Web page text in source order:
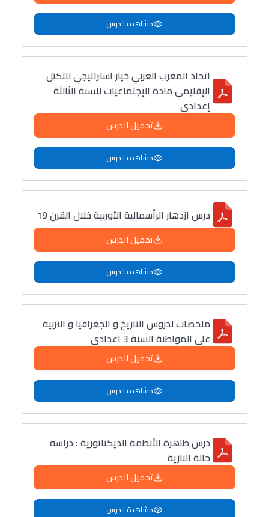
مشاهدة الدرس
اتحاد المغرب العربي خيار استراتيجي للتكتل
الإقليمي مادة الإجتماعيات للسنة الثالثة
إعدادي
تحميل الدرس
مشاهدة الدرس
درس ازدهار الرأسمالية الأوربية خلال القرن 19
تحميل الدرس
مشاهدة الدرس
ملخصات لدروس التاريخ و الجغرافيا و التربية
على المواطنة السنة 3 اعدادي
تحميل الدرس
مشاهدة الدرس
درس ظاهرة الأنظمة الديكتاتورية : دراسة
حالة النازية
تحميل الدرس
مشاهدة الدرس